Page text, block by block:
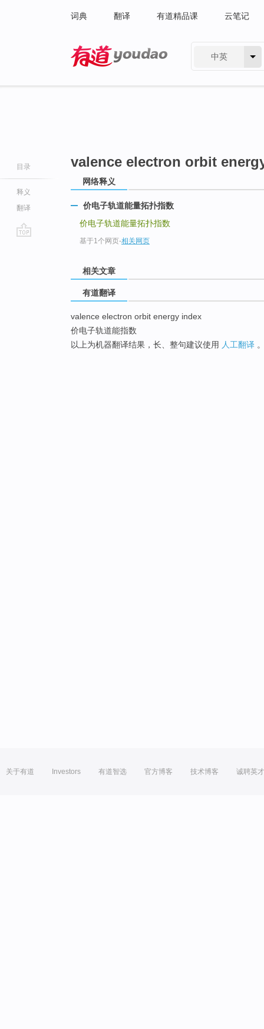
词典 翻译 有道精品课 云笔记
中英
目录
释义
翻译
valence electron orbit
网络释义
价电子轨道能量拓扑指数
价电子轨道能量拓扑指数
基于1个网页-相关网页
相关文章
有道翻译
valence electron orbit energy index
价电子轨道能指数
以上为机器翻译结果，长、整句建议使用 人工翻译
关于有道 Investors 有道智选 官方博客 技术博客 诚聘英才